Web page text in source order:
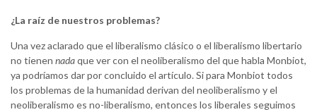
¿La raíz de nuestros problemas?
Una vez aclarado que el liberalismo clásico o el liberalismo libertario
no tienen nadaque ver con el neoliberalismo del que habla Monbiot,
ya podríamos dar por concluido el artículo. Si para Monbiot todos
los problemas de la humanidad derivan del neoliberalismo y el
neoliberalismo es no-liberalismo, entonces los liberales seguimos